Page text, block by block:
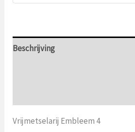
Beschrijving
Vrijmetselarij Embleem 4